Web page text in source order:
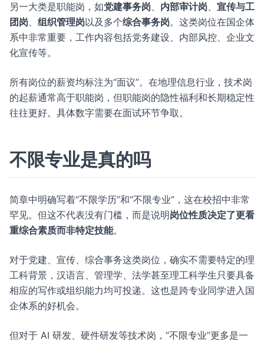
另一大类是职能岗，如党建事务岗、 内部审计岗、 宣传与工
团岗、 组织管理岗以及多个综合事务岗。这类岗位在国企体
系中非常重要，工作内容包括党务建设、内部风控、企业文
化宣传等。
所有岗位的薪资均标注为“面议”。在地理信息行业，技术岗
的起薪通常高于职能岗，但职能岗的隐性福利和长期稳定性
往往更好。具体数字需要在面试环节争取。
不限专业是真的吗
简章中明确写着“不限学历”和“不限专业”，这在校招中非常
罕见。但这不代表没有门槛，而是说明岗位性质决定了更看
重综合素质而非特定技能。
对于党建、宣传、综合事务这类岗位，确实不需要特定的理
工科背景，汉语言、管理学、法学甚至理工科学生只要具备
相应的写作或组织能力均可投递。这也是跨专业同学进入国
企体系的好机会。
但对于 AI 研发、硬件研发等技术岗，“不限专业”更多是一